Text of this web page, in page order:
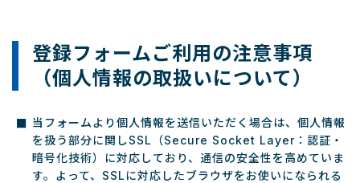
登録フォームご利用の注意事項
（個人情報の取扱いについて）
当フォームより個人情報を送信いただく場合は、個人情報
を扱う部分に関しSSL（Secure Socket Layer：認証・
暗号化技術）に対応しており、通信の安全性を高めていま
す。よって、SSLに対応したブラウザをお使いになられる